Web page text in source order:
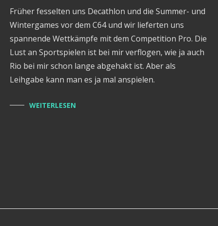
Früher fesselten uns Decathlon und die Summer- und
Wintergames vor dem C64 und wir lieferten uns
spannende Wettkämpfe mit dem Competition Pro. Die
Lust an Sportspielen ist bei mir verflogen, wie ja auch
Rio bei mir schon lange abgehakt ist. Aber als
Leihgabe kann man es ja mal anspielen.
WEITERLESEN